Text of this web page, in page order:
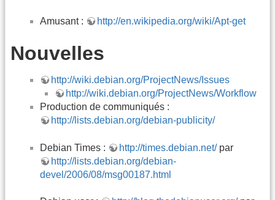
Amusant : http://en.wikipedia.org/wiki/Apt-get
Nouvelles
http://wiki.debian.org/ProjectNews/Issues
http://wiki.debian.org/ProjectNews/Workflow
Production de communiqués :
http://lists.debian.org/debian-publicity/
Debian Times : http://times.debian.net/par
http://lists.debian.org/debian-
devel/2006/08/msg00187.html